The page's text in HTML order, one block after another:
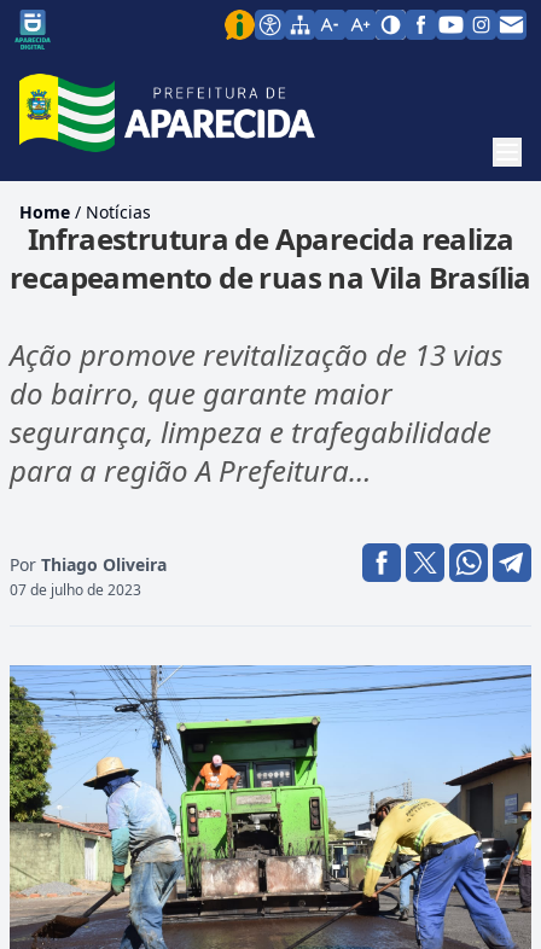
Home / Notícias
Infraestrutura de Aparecida realiza
recapeamento de ruas na Vila Brasília
Ação promove revitalização de 13 vias
do bairro, que garante maior
segurança, limpeza e trafegabilidade
para a região A Prefeitura…
Por Thiago Oliveira
07 de julho de 2023